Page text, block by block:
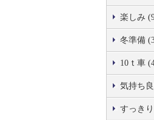
楽しみ
冬準備
10ｔ車
気持ち
すっき